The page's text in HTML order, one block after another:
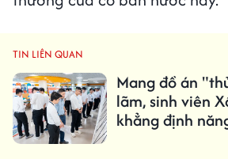
TIN LIÊN QUAN
Mang đồ án
lãm, sinh viên
khẳng định